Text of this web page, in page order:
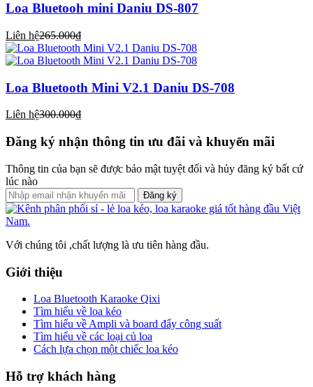
Loa Bluetooh mini Daniu DS-807
Liên hệ265.000₫
Loa Bluetooth Mini V2.1 Daniu DS-708
Liên hệ300.000₫
Đăng ký nhận thông tin ưu đãi và khuyến mãi
Thông tin của bạn sẽ được bảo mật tuyệt đối và hủy đăng ký bất cứ
lúc nào
Đăng ký
Với chúng tôi ,chất lượng là ưu tiên hàng đầu.
Giới thiệu
Loa Bluetooth Karaoke Qixi
Tìm hiểu về loa kéo
Tìm hiểu về Ampli và board đẩy công suất
Tìm hiểu về các loại củ loa
Cách lựa chọn một chiếc loa kéo
Hỗ trợ khách hàng